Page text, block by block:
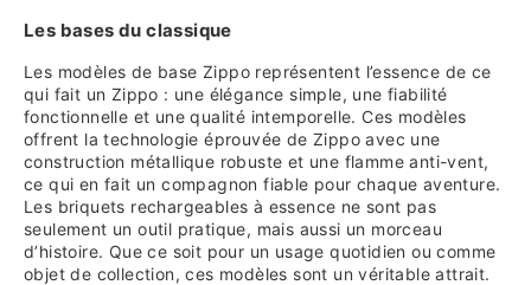
Les bases du classique
Les modèles de base Zippo représentent l’essence de ce
qui fait un Zippo : une élégance simple, une fiabilité
fonctionnelle et une qualité intemporelle. Ces modèles
offrent la technologie éprouvée de Zippo avec une
construction métallique robuste et une flamme anti-vent,
ce qui en fait un compagnon fiable pour chaque aventure.
Les briquets rechargeables à essence ne sont pas
seulement un outil pratique, mais aussi un morceau
d’histoire. Que ce soit pour un usage quotidien ou comme
objet de collection, ces modèles sont un véritable attrait.